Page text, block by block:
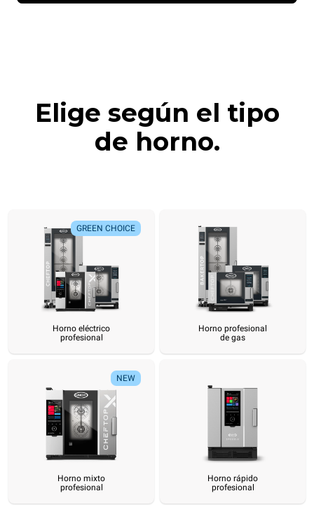
Elige según el tipo
de horno.
GREEN CHOICE
Horno eléctricoHorno profesional
Horno de convección
Horno de
GREEN CHOICE
Horno eléctrico
profesional
Horno profesional
de gas
NEW
Horno mixto
profesional
Horno rápido
profesional